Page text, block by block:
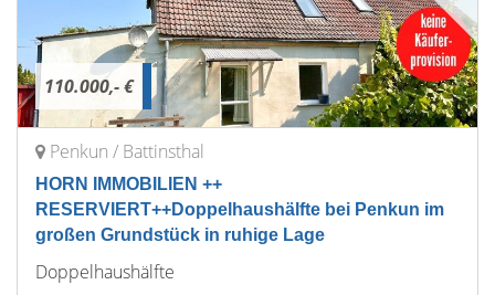
110.000,- €
Penkun / Battinsthal
HORN IMMOBILIEN ++
RESERVIERT++Doppelhaushälfte bei Penkun im
großen Grundstück in ruhige Lage
Doppelhaushälfte